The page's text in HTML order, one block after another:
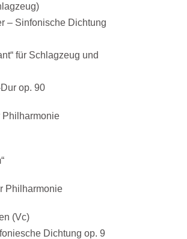
– Sinfonische Dichtung
für Schlagzeug und
op. 90
Philharmonie
Philharmonie
(Vc)
Dichtung op. 9